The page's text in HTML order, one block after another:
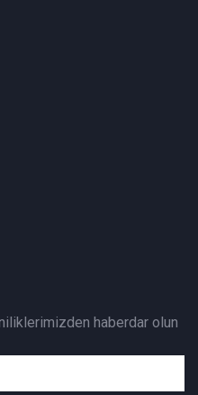
haberdar olun